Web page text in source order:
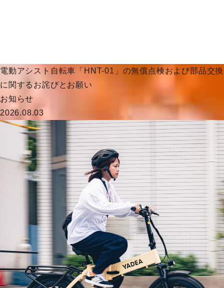
電動アシスト自転車「HNT-01」の無償点検および部品交換
に関するお詫びとお願い
お知らせ
2026.08.03